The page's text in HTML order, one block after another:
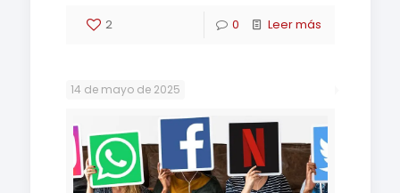
2 0 Leer más
14 de mayo de 2025